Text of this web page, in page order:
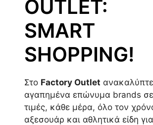
OUTLET:
SMART
SHOPPING!
Στο Factory Outlet
αγαπημένα επώνυμα brands
τιμές, κάθε μέρα, όλο τον
αξεσουάρ και αθλητικά είδη